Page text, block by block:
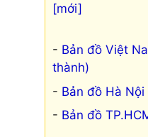
[mới]
Bản đồ Việt
thành)
Bản đồ Hà
Bản đồ